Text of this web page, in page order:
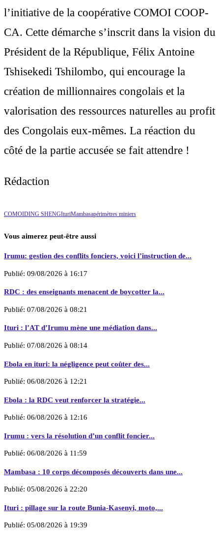
l’initiative de la coopérative COMOI COOP-
CA. Cette démarche s’inscrit dans la vision du
Président de la République, Félix Antoine
Tshisekedi Tshilombo, qui encourage la
création de millionnaires congolais et la
valorisation des ressources naturelles au profit
des Congolais eux-mêmes. La réaction du
côté de la partie accusée se fait attendre !
Rédaction
COMOIDING SHENGIturiMambasapérimètres miniers
Vous aimerez peut-être aussi
Irumu: gestion des conflits fonciers, voici l’instruction de...
Publié: 09/08/2026 à 16:17
RDC : des enseignants menacent de boycotter la...
Publié: 07/08/2026 à 08:21
Ituri : l’AT d’Irumu mène une médiation dans...
Publié: 07/08/2026 à 08:14
Ebola en ituri: la négligence peut coûter des...
Publié: 06/08/2026 à 12:21
Ebola : la RDC veut renforcer la stratégie...
Publié: 06/08/2026 à 12:16
Irumu : vers la résolution d’un conflit foncier...
Publié: 06/08/2026 à 11:59
Mambasa : 10 corps décomposés découverts dans une...
Publié: 05/08/2026 à 22:20
Ituri : pillage sur la route Bunia-Kasenyi, moto,...
Publié: 05/08/2026 à 19:39